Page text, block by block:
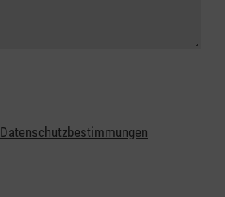
Datenschutzbestimmungen